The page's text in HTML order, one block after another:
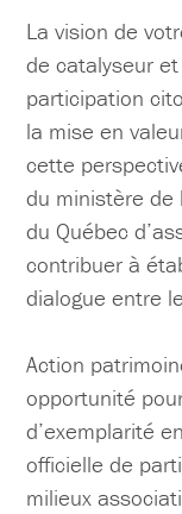
La vision de
de catalyseur
participation
la mise en
cette
du ministère de
du Québec
contribuer à
dialogue entre
Action
opportunité
d’exemplarité
officielle de
milieux